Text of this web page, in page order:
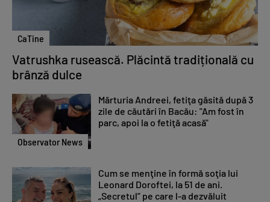
CaTine
Vatrushka rusească. Plăcintă tradițională cu
brânză dulce
Observator News
Mărturia Andreei, fetiţa găsită după 3
zile de căutări în Bacău: "Am fost în
parc, apoi la o fetiţă acasă"
Cum se menţine în formă soţia lui
Leonard Doroftei, la 51 de ani.
„Secretul” pe care l-a dezvăluit